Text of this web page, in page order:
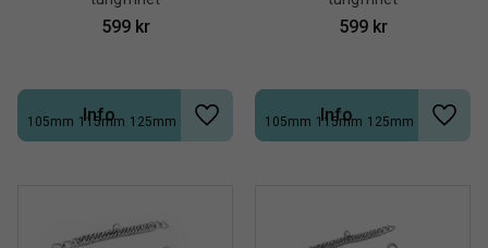
599kr
Lägg till i önskelista
Info
105mm 115mm 125mm
599kr
Lägg
Info
105mm 115mm 125mm